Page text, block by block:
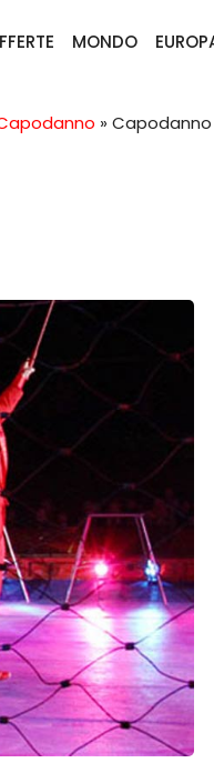
MONDO
» Capodanno